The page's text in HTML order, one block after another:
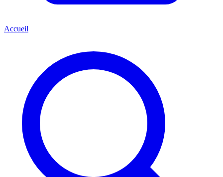
Accueil